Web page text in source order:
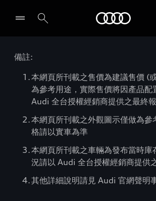
備註:
本網頁所刊載之售價為建議售價 (
為參考用途，實際售價將因產品配
Audi 全台授權經銷商提供之最終
本網頁所刊載之外觀圖示僅做為參
格請以實車為準
本網頁所刊載之車輛為發布當時庫
況請以 Audi 全台授權經銷商提供
其他詳細說明請見 Audi 官網聲明